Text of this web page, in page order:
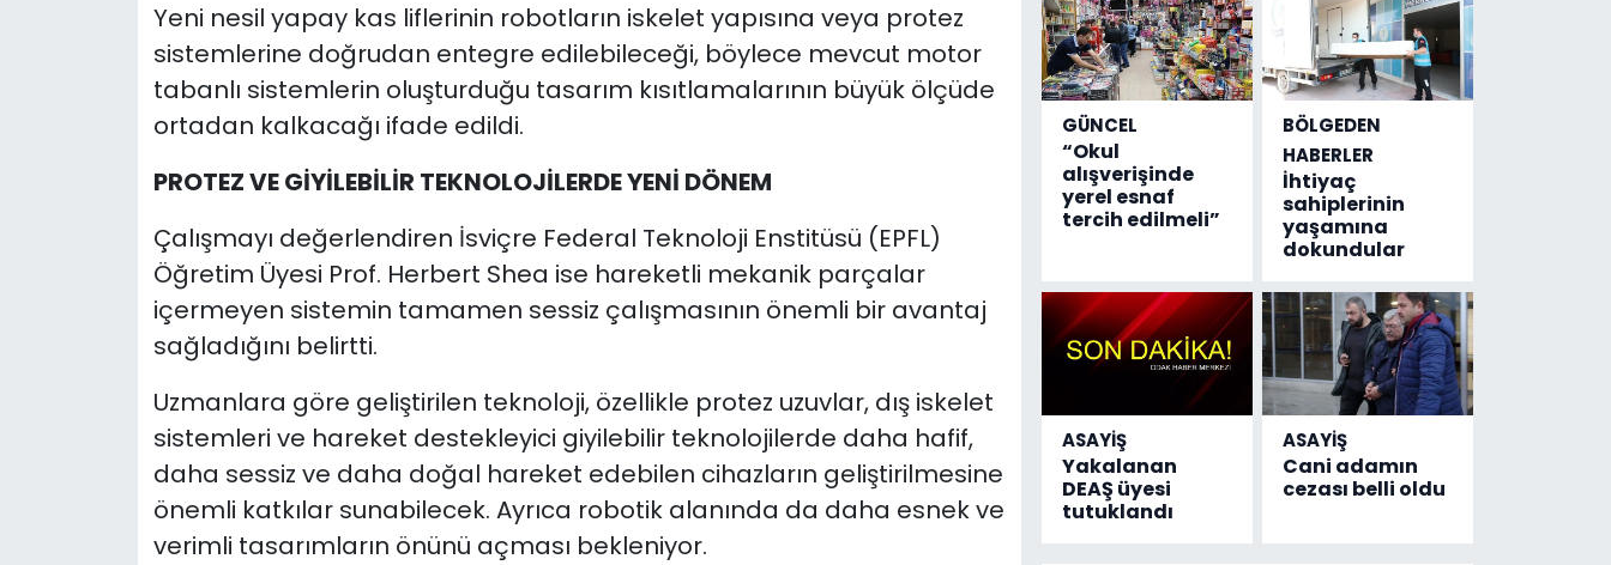
Yeni nesil yapay kas liflerinin robotların iskelet yapısına veya protez
sistemlerine doğrudan entegre edilebileceği, böylece mevcut motor
tabanlı sistemlerin oluşturduğu tasarım kısıtlamalarının büyük ölçüde
ortadan kalkacağı ifade edildi.
PROTEZ VE GİYİLEBİLİR TEKNOLOJİLERDE YENİ DÖNEM
Çalışmayı değerlendiren İsviçre Federal Teknoloji Enstitüsü (EPFL)
Öğretim Üyesi Prof. Herbert Shea ise hareketli mekanik parçalar
içermeyen sistemin tamamen sessiz çalışmasının önemli bir avantaj
sağladığını belirtti.
Uzmanlara göre geliştirilen teknoloji, özellikle protez uzuvlar, dış iskelet
sistemleri ve hareket destekleyici giyilebilir teknolojilerde daha hafif,
daha sessiz ve daha doğal hareket edebilen cihazların geliştirilmesine
önemli katkılar sunabilecek. Ayrıca robotik alanında da daha esnek ve
verimli tasarımların önünü açması bekleniyor.
GÜNCEL
“Okul
alışverişinde
yerel esnaf
tercih edilmeli”
BÖLGEDEN
HABERLER
İhtiyaç
sahiplerinin
yaşamına
dokundular
ASAYİŞ
Yakalanan
DEAŞ üyesi
tutuklandı
ASAYİŞ
Cani adamın
cezası belli oldu